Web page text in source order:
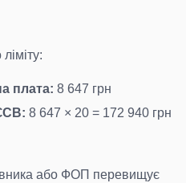
плата: 8 647 грн
8 647 × 20 = 172 940 грн
або ФОП перевищує